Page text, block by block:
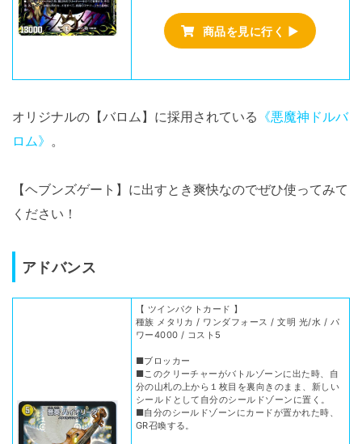
商品を見に行く ▶
オリジナルの【バロム】に採用されている 《悪魔神ドルバ
ロム》 。
【ヘブンズゲート】に出すとき爽快なのでぜひ使ってみて
ください！
アドバンス
【 ツインパクトカード 】
種族 メタリカ / ワンダフォース / 文明 光/水 / パ
ワー4000 / コスト5
■ブロッカー
■このクリーチャーがバトルゾーンに出た時、自
分の山札の上から１枚目を裏向きのまま、新しい
シールドとして自分のシールドゾーンに置く。
■自分のシールドゾーンにカードが置かれた時、
GR召喚する。